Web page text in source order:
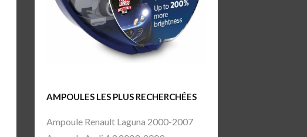
AMPOULES LES PLUS RECHERCHÉES
Ampoule Renault Laguna 2000-2007